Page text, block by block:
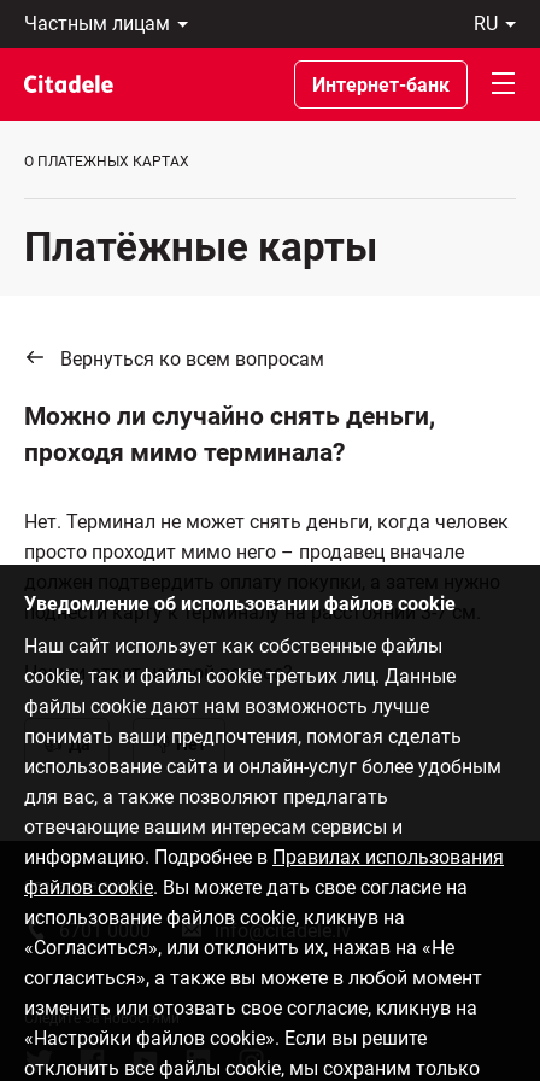
Частным
лицам
Предприятиям
Private
Banking
банке
ru
Latviski
По-
русски
In
Интернет-банк
О ПЛАТЕЖНЫХ КАРТАХ
Платёжные карты
Вернуться ко всем вопросам
Можно ли случайно снять деньги,
проходя мимо терминала?
Нет. Терминал не может снять деньги, когда человек
просто проходит мимо него – продавец вначале
поднести карту к терминалу на расстоянии 3-7 см.
Нашли ответ на свой вопрос?
Да Нет
Уведомление об использовании файлов cookie
Наш сайт использует как собственные файлы
cookie, так и файлы cookie третьих лиц. Данные
файлы cookie дают нам возможность лучше
понимать ваши предпочтения, помогая сделать
использование сайта и онлайн-услуг более удобным
для вас, а также позволяют предлагать
отвечающие вашим интересам сервисы и
информацию. Подробнее в Правилах использования
файлов cookie. Вы можете дать свое согласие на
использование файлов cookie, кликнув на
«Согласиться», или отклонить их, нажав на «Не
согласиться», а также вы можете в любой момент
изменить или отозвать свое согласие, кликнув на
«Настройки файлов cookie». Если вы решите
отклонить все файлы cookie, мы сохраним только
Связаться с нами
6701 0000 info@citadele.lv
Следите за новостями